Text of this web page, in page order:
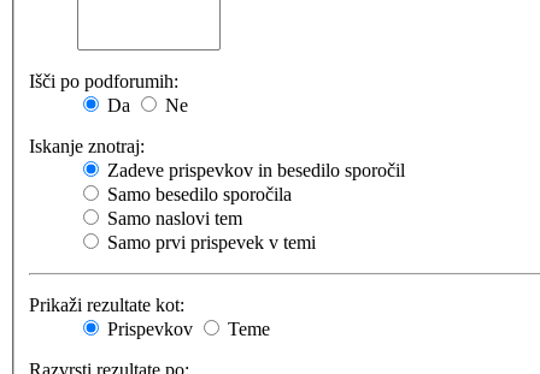
Išči po podforumih:
Da
Ne
Iskanje znotraj:
Zadeve prispevkov in besedilo sporočil
Samo besedilo sporočila
Samo naslovi tem
Samo prvi prispevek v temi
Prikaži rezultate kot:
Prispevkov
Teme
Razvrsti rezultate po: